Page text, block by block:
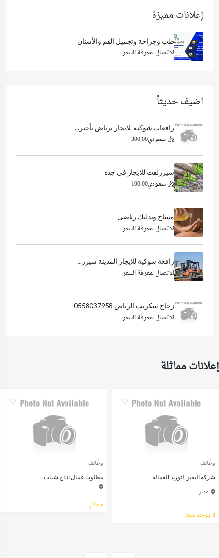
إعلانات مميزة
طب وجراحة وتجميل الفم والأسنان
الاتصال لمعرفة السعر
اضيف حديثاً
رافعات شوكيه للايجار برياض تأجير...
ريال سعودي300.00
سيزرلفت للايجار في جده
ريال سعودي100.00
مساج وتدليك رياضى
الاتصال لمعرفة السعر
رافعة شوكية للايجار المدينة سيزر...
الاتصال لمعرفة السعر
زجاج سكريت الرياض 0558037958
الاتصال لمعرفة السعر
إعلانات مماثلة
وظائف
شركه اليقين لتوريد العماله
مصر
لا يوجد سعر
وظائف
مطلوب عمال انتاج شباب
مجاني